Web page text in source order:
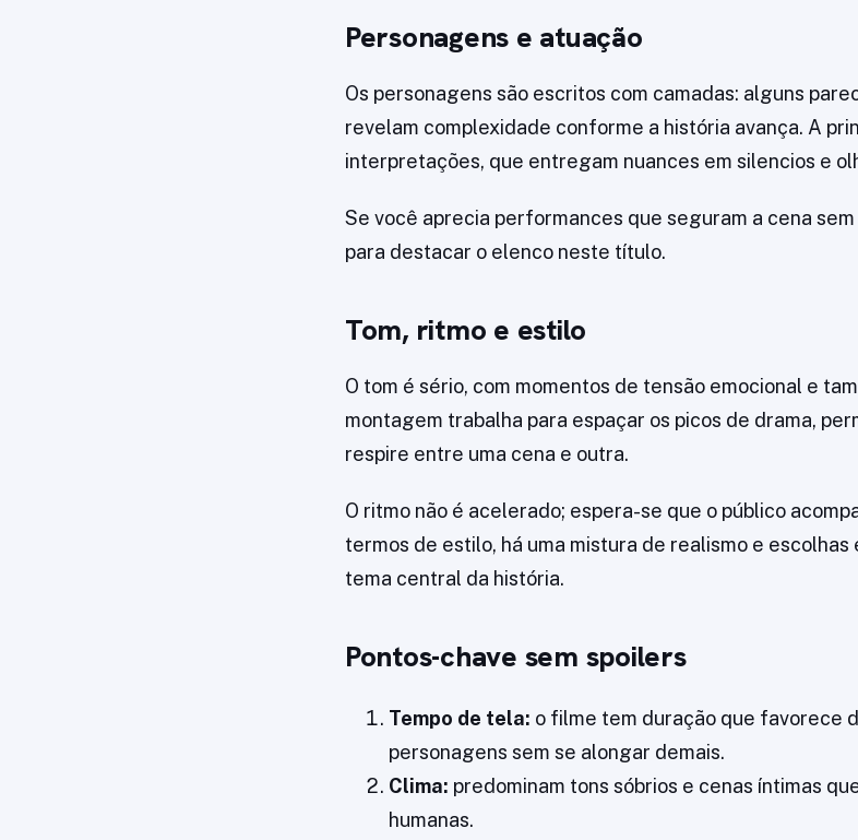
Personagens e atuação
Os personagens são escritos com camadas: alguns
revelam complexidade conforme a história avança. A
interpretações, que entregam nuances em silencios e
Se você aprecia performances que seguram a cena
para destacar o elenco neste título.
Tom, ritmo e estilo
O tom é sério, com momentos de tensão emocional e
montagem trabalha para espaçar os picos de drama,
respire entre uma cena e outra.
O ritmo não é acelerado; espera-se que o público
termos de estilo, há uma mistura de realismo e
tema central da história.
Pontos-chave sem spoilers
Tempo de tela: o filme tem duração que favorece
personagens sem se alongar demais.
Clima: predominam tons sóbrios e cenas íntimas
humanas.